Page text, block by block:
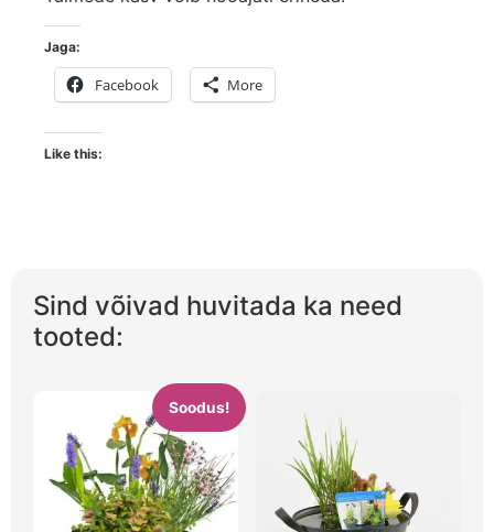
Jaga:
Facebook More
Like this:
Sind võivad huvitada ka need
tooted:
Soodus!